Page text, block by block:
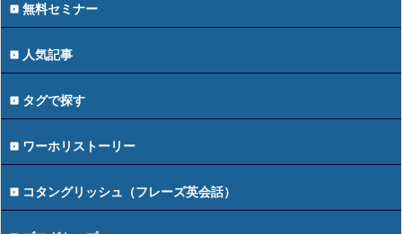
無料セミナー
人気記事
タグで探す
ワーホリストーリー
コタングリッシュ（フレーズ英会話）